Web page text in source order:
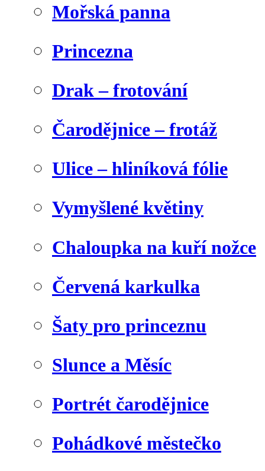
Mořská panna
Princezna
Drak – frotování
Čarodějnice – frotáž
Ulice – hliníková fólie
Vymyšlené květiny
Chaloupka na kuří nožce
Červená karkulka
Šaty pro princeznu
Slunce a Měsíc
Portrét čarodějnice
Pohádkové městečko